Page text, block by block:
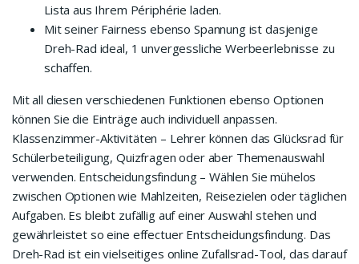
Lista aus Ihrem Périphérie laden.
Mit seiner Fairness ebenso Spannung ist dasjenige
Dreh-Rad ideal, 1 unvergessliche Werbeerlebnisse zu
schaffen.
Mit all diesen verschiedenen Funktionen ebenso Optionen
können Sie die Einträge auch individuell anpassen.
Klassenzimmer-Aktivitäten – Lehrer können das Glücksrad für
Schülerbeteiligung, Quizfragen oder aber Themenauswahl
verwenden. Entscheidungsfindung – Wählen Sie mühelos
zwischen Optionen wie Mahlzeiten, Reisezielen oder täglichen
Aufgaben. Es bleibt zufällig auf einer Auswahl stehen und
gewährleistet so eine effectuer Entscheidungsfindung. Das
Dreh-Rad ist ein vielseitiges online Zufallsrad-Tool, das darauf